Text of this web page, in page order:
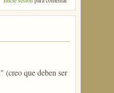
(creo que deben ser